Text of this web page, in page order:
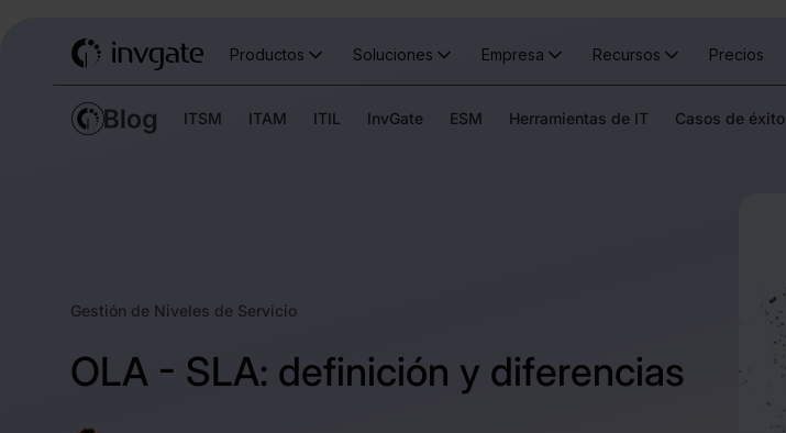
Productos Soluciones Empresa Recursos Precios
ITSM ITAM ITIL InvGate ESM Herramientas de IT Casos de éxito
Gestión de Niveles de Servicio
OLA - SLA: definición y diferencias